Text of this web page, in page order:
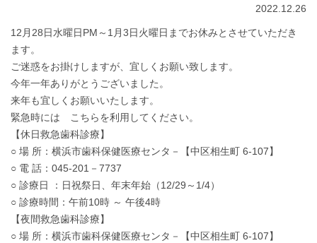
2022.12.26
12月28日水曜日PM～1月3日火曜日までお休みとさせていただき
ます。
ご迷惑をお掛けしますが、宜しくお願い致します。
今年一年ありがとうございました。
来年も宜しくお願いいたします。
緊急時には こちらを利用してください。
【休日救急歯科診療】
○ 場 所：横浜市歯科保健医療センタ－【中区相生町 6-107】
○ 電 話：045-201－7737
○ 診療日 ：日祝祭日、年末年始（12/29～1/4）
○ 診療時間：午前10時 ～ 午後4時
【夜間救急歯科診療】
○ 場 所：横浜市歯科保健医療センタ－【中区相生町 6-107】